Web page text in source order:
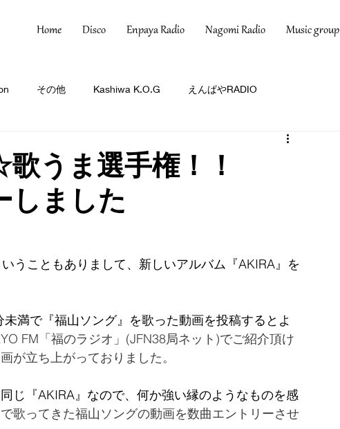
Home Disco Enpaya Radio Nagomi Radio Music group
その他 Kashiwa K.O.G えんぱやRADIO
うま選手権！！
しました
うこともありまして、新しいアルバム『AKIRA』を
満で『福山ソング』を歌った動画を投稿するとよ
FM「福のラジオ」(JFN38局ネット)でご紹介頂け
が立ち上がっておりました。
じ『AKIRA』なので、何か強い縁のようなものを感
歌ってきた福山ソングの動画を数曲エントリーさせ